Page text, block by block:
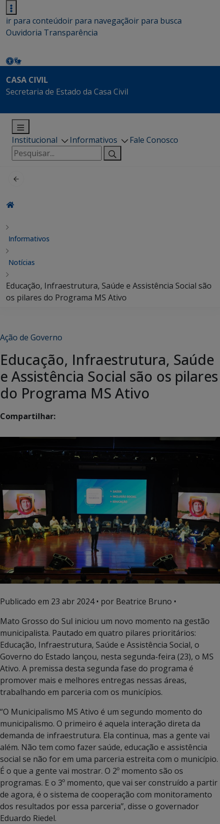
ir para conteúdoir para navegaçãoir para busca
Ouvidoria Transparência
CASA CIVIL
Secretaria de Estado da Casa Civil
Institucional Informativos
Fale Conosco
Pesquisar
por:
Informativos
Notícias
Educação, Infraestrutura, Saúde e Assistência Social são
os pilares do Programa MS Ativo
Ação de Governo
Educação, Infraestrutura, Saúde
e Assistência Social são os pilares
do Programa MS Ativo
Compartilhar:
Publicado em 23 abr 2024• por Beatrice Bruno •
Mato Grosso do Sul iniciou um novo momento na gestão
municipalista. Pautado em quatro pilares prioritários:
Educação, Infraestrutura, Saúde e Assistência Social, o
Governo do Estado lançou, nesta segunda-feira (23), o MS
Ativo. A premissa desta segunda fase do programa é
promover mais e melhores entregas nessas áreas,
trabalhando em parceria com os municípios.
“O Municipalismo MS Ativo é um segundo momento do
municipalismo. O primeiro é aquela interação direta da
demanda de infraestrutura. Ela continua, mas a gente vai
além. Não tem como fazer saúde, educação e assistência
social se não for em uma parceria estreita com o município.
É o que a gente vai mostrar. O 2º momento são os
programas. E o 3º momento, que vai ser construído a partir
de agora, é o sistema de cooperação com monitoramento
dos resultados por essa parceria”, disse o governador
Eduardo Riedel.